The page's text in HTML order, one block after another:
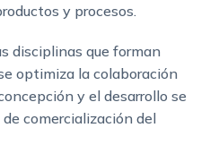
y procesos.
disciplinas que forman
optimiza la colaboración
y el desarrollo se
comercialización del